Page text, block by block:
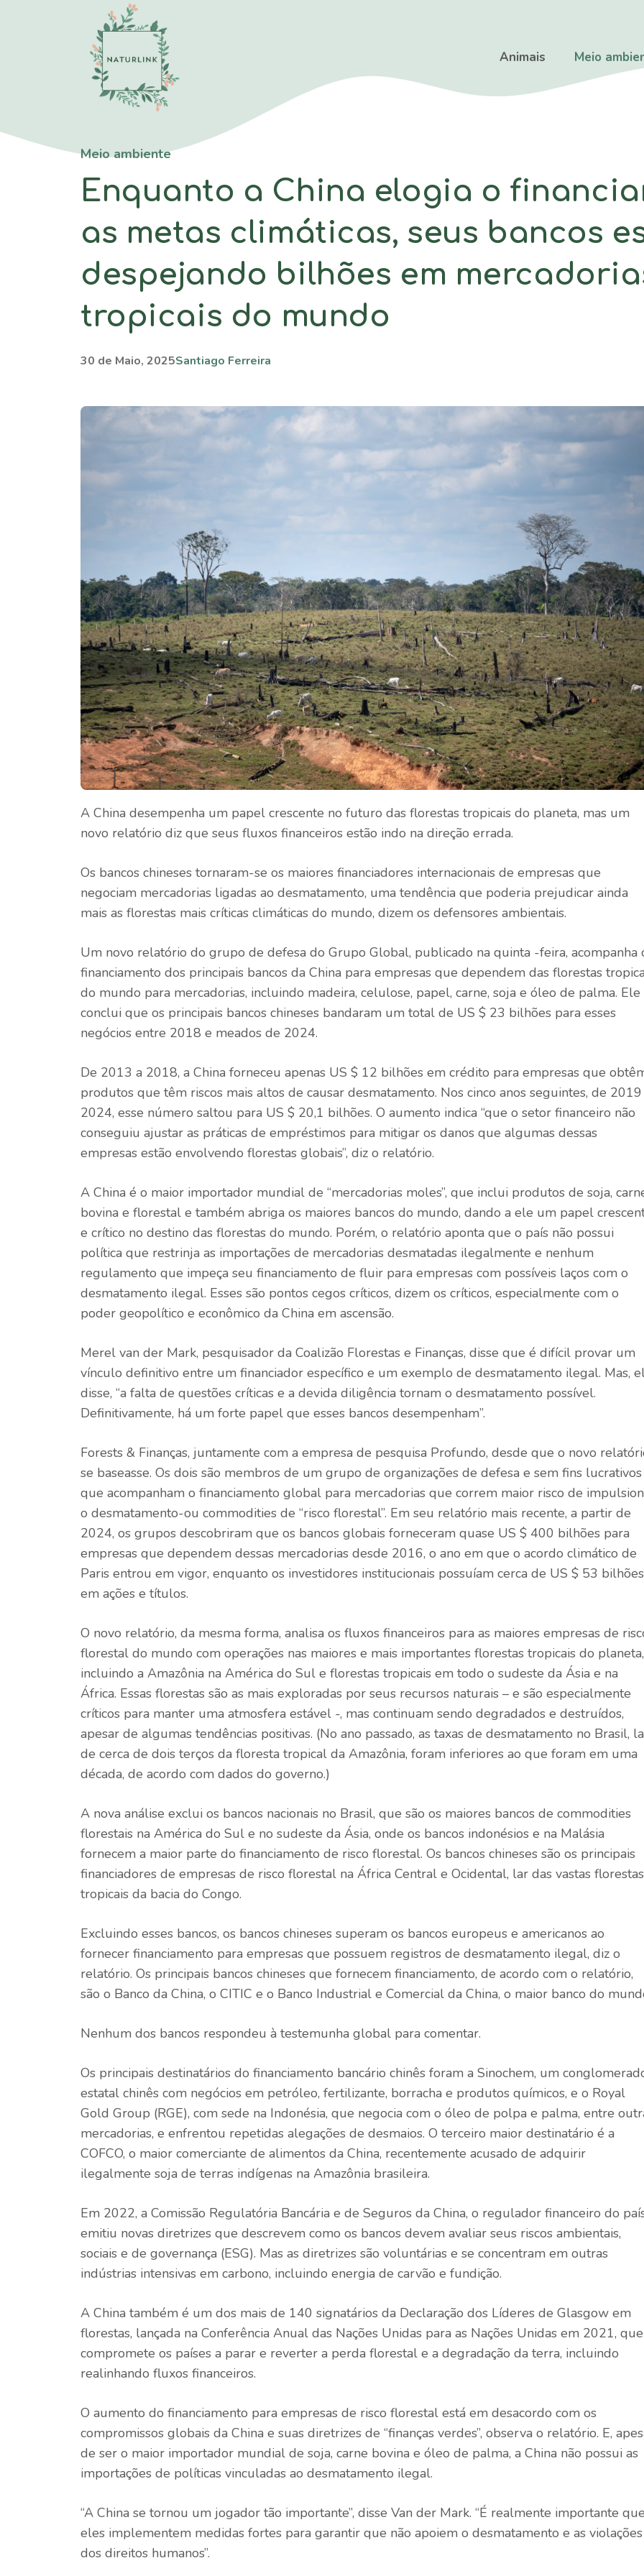
Animais Meio
Meio ambiente
Enquanto a China elogia o
as metas climáticas, seus bancos
despejando bilhões em
tropicais do mundo
30 de Maio, 2025Santiago Ferreira
A China desempenha um papel crescente no futuro das florestas tropicais do planeta, mas um
novo relatório diz que seus fluxos financeiros estão indo na direção errada.
Os bancos chineses tornaram-se os maiores financiadores internacionais de empresas que
negociam mercadorias ligadas ao desmatamento, uma tendência que poderia prejudicar ainda
mais as florestas mais críticas climáticas do mundo, dizem os defensores ambientais.
Um novo relatório do grupo de defesa do Grupo Global, publicado na quinta -feira, acompanha
financiamento dos principais bancos da China para empresas que dependem das florestas
do mundo para mercadorias, incluindo madeira, celulose, papel, carne, soja e óleo de palma. Ele
conclui que os principais bancos chineses bandaram um total de US $ 23 bilhões para esses
negócios entre 2018 e meados de 2024.
De 2013 a 2018, a China forneceu apenas US $ 12 bilhões em crédito para empresas que
produtos que têm riscos mais altos de causar desmatamento. Nos cinco anos seguintes, de
2024, esse número saltou para US $ 20,1 bilhões. O aumento indica “que o setor financeiro não
conseguiu ajustar as práticas de empréstimos para mitigar os danos que algumas dessas
empresas estão envolvendo florestas globais”, diz o relatório.
A China é o maior importador mundial de “mercadorias moles”, que inclui produtos de soja,
bovina e florestal e também abriga os maiores bancos do mundo, dando a ele um papel
e crítico no destino das florestas do mundo. Porém, o relatório aponta que o país não possui
política que restrinja as importações de mercadorias desmatadas ilegalmente e nenhum
regulamento que impeça seu financiamento de fluir para empresas com possíveis laços com o
desmatamento ilegal. Esses são pontos cegos críticos, dizem os críticos, especialmente com o
poder geopolítico e econômico da China em ascensão.
Merel van der Mark, pesquisador da Coalizão Florestas e Finanças, disse que é difícil provar um
vínculo definitivo entre um financiador específico e um exemplo de desmatamento ilegal. Mas,
disse, “a falta de questões críticas e a devida diligência tornam o desmatamento possível.
Definitivamente, há um forte papel que esses bancos desempenham”.
Forests & Finanças, juntamente com a empresa de pesquisa Profundo, desde que o novo
se baseasse. Os dois são membros de um grupo de organizações de defesa e sem fins lucrativos
que acompanham o financiamento global para mercadorias que correm maior risco de
o desmatamento-ou commodities de “risco florestal”. Em seu relatório mais recente, a partir de
2024, os grupos descobriram que os bancos globais forneceram quase US $ 400 bilhões para
empresas que dependem dessas mercadorias desde 2016, o ano em que o acordo climático de
Paris entrou em vigor, enquanto os investidores institucionais possuíam cerca de US $ 53 bilhões
em ações e títulos.
O novo relatório, da mesma forma, analisa os fluxos financeiros para as maiores empresas de
florestal do mundo com operações nas maiores e mais importantes florestas tropicais do planeta,
incluindo a Amazônia na América do Sul e florestas tropicais em todo o sudeste da Ásia e na
África. Essas florestas são as mais exploradas por seus recursos naturais – e são especialmente
críticos para manter uma atmosfera estável -, mas continuam sendo degradados e destruídos,
apesar de algumas tendências positivas. (No ano passado, as taxas de desmatamento no Brasil,
de cerca de dois terços da floresta tropical da Amazônia, foram inferiores ao que foram em uma
década, de acordo com dados do governo.)
A nova análise exclui os bancos nacionais no Brasil, que são os maiores bancos de commodities
florestais na América do Sul e no sudeste da Ásia, onde os bancos indonésios e na Malásia
fornecem a maior parte do financiamento de risco florestal. Os bancos chineses são os principais
financiadores de empresas de risco florestal na África Central e Ocidental, lar das vastas florestas
tropicais da bacia do Congo.
Excluindo esses bancos, os bancos chineses superam os bancos europeus e americanos ao
fornecer financiamento para empresas que possuem registros de desmatamento ilegal, diz o
relatório. Os principais bancos chineses que fornecem financiamento, de acordo com o relatório,
são o Banco da China, o CITIC e o Banco Industrial e Comercial da China, o maior banco do
Nenhum dos bancos respondeu à testemunha global para comentar.
Os principais destinatários do financiamento bancário chinês foram a Sinochem, um
estatal chinês com negócios em petróleo, fertilizante, borracha e produtos químicos, e o Royal
Gold Group (RGE), com sede na Indonésia, que negocia com o óleo de polpa e palma, entre
mercadorias, e enfrentou repetidas alegações de desmaios. O terceiro maior destinatário é a
COFCO, o maior comerciante de alimentos da China, recentemente acusado de adquirir
ilegalmente soja de terras indígenas na Amazônia brasileira.
Em 2022, a Comissão Regulatória Bancária e de Seguros da China, o regulador financeiro do
emitiu novas diretrizes que descrevem como os bancos devem avaliar seus riscos ambientais,
sociais e de governança (ESG). Mas as diretrizes são voluntárias e se concentram em outras
indústrias intensivas em carbono, incluindo energia de carvão e fundição.
A China também é um dos mais de 140 signatários da Declaração dos Líderes de Glasgow em
florestas, lançada na Conferência Anual das Nações Unidas para as Nações Unidas em 2021, que
compromete os países a parar e reverter a perda florestal e a degradação da terra, incluindo
realinhando fluxos financeiros.
O aumento do financiamento para empresas de risco florestal está em desacordo com os
compromissos globais da China e suas diretrizes de “finanças verdes”, observa o relatório. E,
de ser o maior importador mundial de soja, carne bovina e óleo de palma, a China não possui as
importações de políticas vinculadas ao desmatamento ilegal.
“A China se tornou um jogador tão importante”, disse Van der Mark. “É realmente importante
eles implementem medidas fortes para garantir que não apoiem o desmatamento e as violações
dos direitos humanos”.